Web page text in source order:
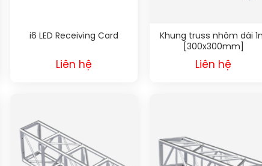
i6 LED Receiving Card
Liên hệ
Khung truss nhôm dài
[300x300mm]
Liên hệ